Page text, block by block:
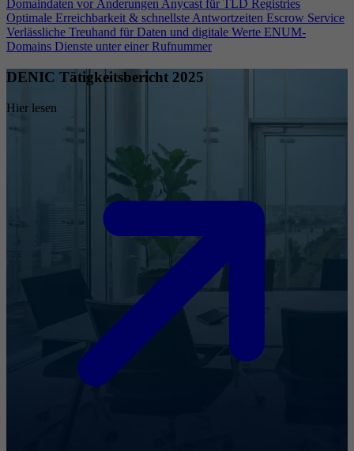
Domaindaten vor ÄnderungenAnycast für TLD Registries
Optimale Erreichbarkeit & schnellste Antwortzeiten Escrow Service
Verlässliche Treuhand für Daten und digitale Werte ENUM-
Domains Dienste unter einer Rufnummer
DENIC Tätigkeitsbericht 2025
Hier lesen